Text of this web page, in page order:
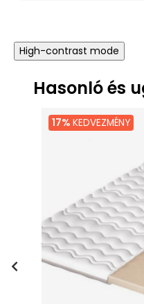
High-contrast mode
Hasonló és
17% KEDVEZMÉNY